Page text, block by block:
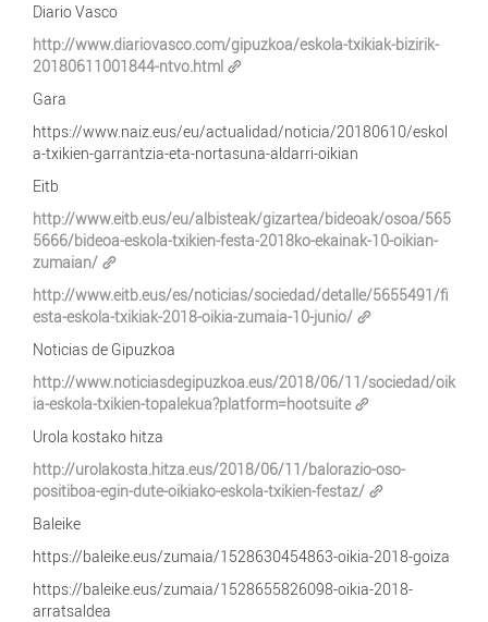
Diario Vasco
http://www.diariovasco.com/gipuzkoa/eskola-txikiak-bizirik-
20180611001844-ntvo.html
Gara
https://www.naiz.eus/eu/actualidad/noticia/20180610/eskol
a-txikien-garrantzia-eta-nortasuna-aldarri-oikian
Eitb
http://www.eitb.eus/eu/albisteak/gizartea/bideoak/osoa/565
5666/bideoa-eskola-txikien-festa-2018ko-ekainak-10-oikian-
zumaian/
http://www.eitb.eus/es/noticias/sociedad/detalle/5655491/fi
esta-eskola-txikiak-2018-oikia-zumaia-10-junio/
Noticias de Gipuzkoa
http://www.noticiasdegipuzkoa.eus/2018/06/11/sociedad/oik
ia-eskola-txikien-topalekua?platform=hootsuite
Urola kostako hitza
http://urolakosta.hitza.eus/2018/06/11/balorazio-oso-
positiboa-egin-dute-oikiako-eskola-txikien-festaz/
Baleike
https://baleike.eus/zumaia/1528630454863-oikia-2018-goiza
https://baleike.eus/zumaia/1528655826098-oikia-2018-
arratsaldea